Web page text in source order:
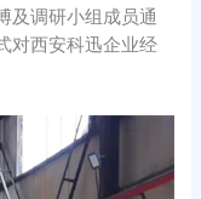
及调研小组成员通
对西安科迅企业经